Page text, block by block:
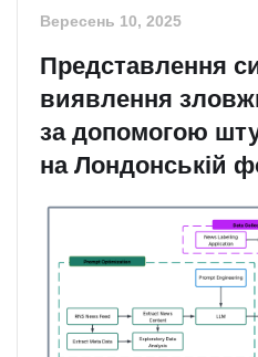
Вересень 10, 2025
Представлення
виявлення
за допомогою
на Лондонській